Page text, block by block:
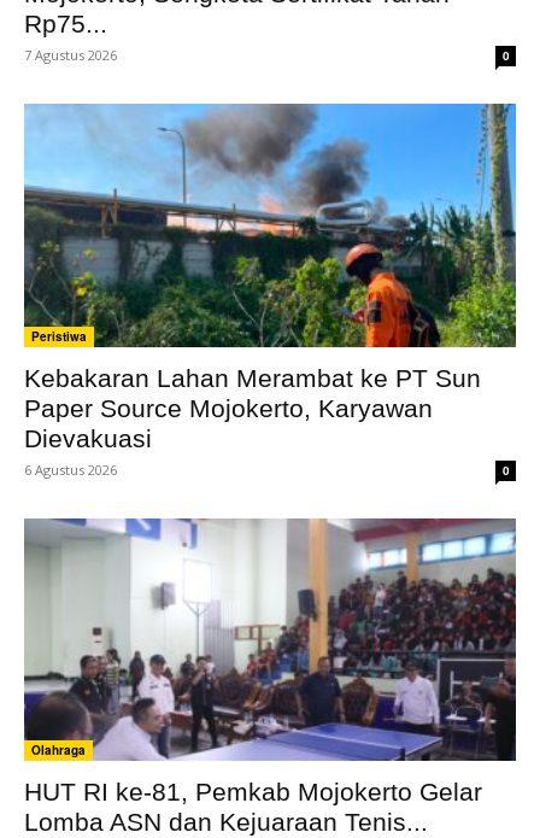
Rp75...
7 Agustus 2026 0
Peristiwa
Kebakaran Lahan Merambat ke PT Sun
Paper Source Mojokerto, Karyawan
Dievakuasi
6 Agustus 2026 0
Olahraga
HUT RI ke-81, Pemkab Mojokerto Gelar
Lomba ASN dan Kejuaraan Tenis...